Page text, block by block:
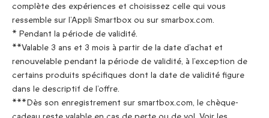
complète des expériences et choisissez celle qui vous
ressemble sur l’Appli Smartbox ou sur smarbox.com.
* Pendant la période de validité.
**Valable 3 ans et 3 mois à partir de la date d’achat et
renouvelable pendant la période de validité, à l’exception de
certains produits spécifiques dont la date de validité figure
dans le descriptif de l’offre.
***Dès son enregistrement sur smartbox.com, le chèque-